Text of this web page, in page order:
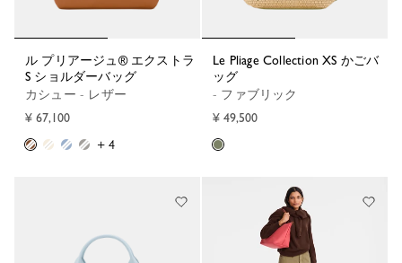
ル プリアージュ® エクストラ
S ショルダーバッグ
カシュー - レザー
¥ 67,100
+ 4
Le Pliage Collection XS かごバ
ッグ
- ファブリック
¥ 49,500